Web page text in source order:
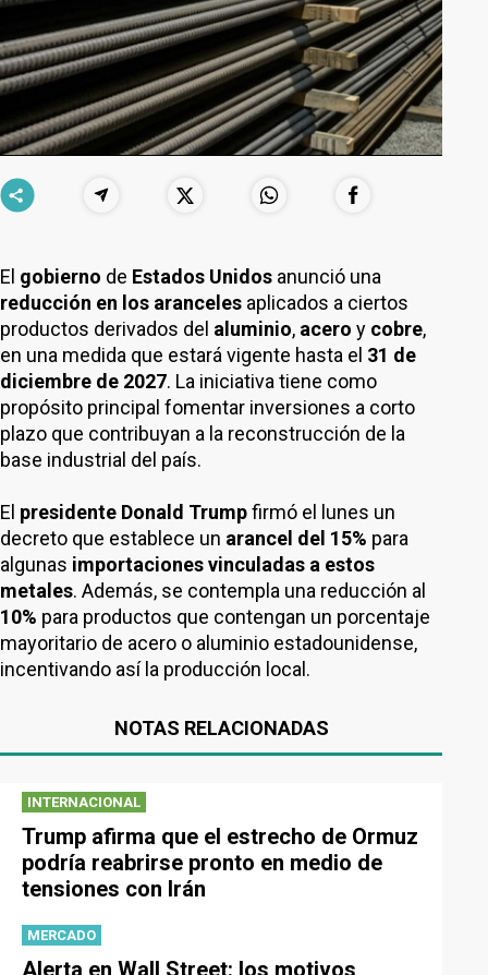
El gobierno de Estados Unidos anunció una
reducción en los aranceles aplicados a ciertos
productos derivados del aluminio, acero y cobre,
en una medida que estará vigente hasta el 31 de
diciembre de 2027. La iniciativa tiene como
propósito principal fomentar inversiones a corto
plazo que contribuyan a la reconstrucción de la
base industrial del país.
El presidente Donald Trumpfirmó el lunes un
decreto que establece un arancel del 15% para
algunas importaciones vinculadas a estos
metales. Además, se contempla una reducción al
10% para productos que contengan un porcentaje
mayoritario de acero o aluminio estadounidense,
incentivando así la producción local.
NOTAS RELACIONADAS
INTERNACIONAL
Trump afirma que el estrecho de Ormuz
podría reabrirse pronto en medio de
tensiones con Irán
MERCADO
Alerta en Wall Street: los motivos